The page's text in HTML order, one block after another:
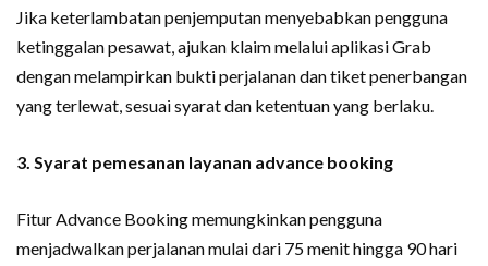
Jika keterlambatan penjemputan menyebabkan pengguna
ketinggalan pesawat, ajukan klaim melalui aplikasi Grab
dengan melampirkan bukti perjalanan dan tiket penerbangan
yang terlewat, sesuai syarat dan ketentuan yang berlaku.
3. Syarat pemesanan layanan advance booking
Fitur Advance Booking memungkinkan pengguna
menjadwalkan perjalanan mulai dari 75 menit hingga 90 hari